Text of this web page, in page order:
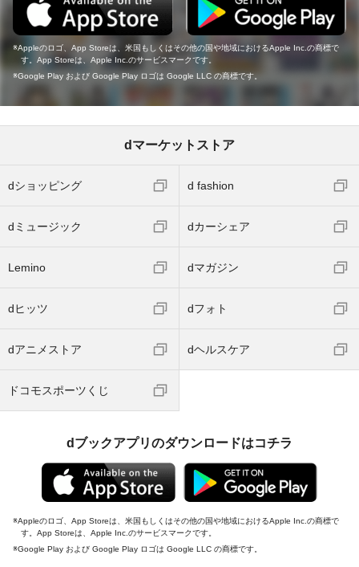
Appleのロゴ、App Storeは、米国もしくはその他の国や地域におけるApple Inc.の商標で
す。App Storeは、Apple Inc.のサービスマークです。
Google Play および Google Play ロゴは Google LLC の商標です。
dマーケットストア
dショッピング d fashion
dミュージック dカーシェア
Lemino dマガジン
dヒッツ dフォト
dアニメストア dヘルスケア
ドコモスポーツくじ
dブックアプリのダウンロードはコチラ
Appleのロゴ、App Storeは、米国もしくはその他の国や地域におけるApple Inc.の商標で
す。App Storeは、Apple Inc.のサービスマークです。
Google Play および Google Play ロゴは Google LLC の商標です。